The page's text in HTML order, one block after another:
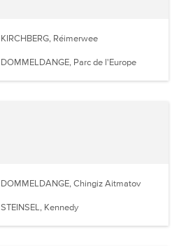
KIRCHBERG, Réimerwee
DOMMELDANGE, Parc de l'Europe
DOMMELDANGE, Chingiz Aitmatov
STEINSEL, Kennedy